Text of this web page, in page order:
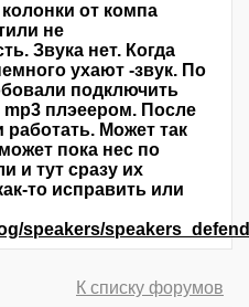
от компа
не
Звука нет. Когда
ухают -звук. По
подключить
плэеером. После
работать. Может так
пока нес по
и тут сразу их
то исправить или
speakers/
К списку форумов